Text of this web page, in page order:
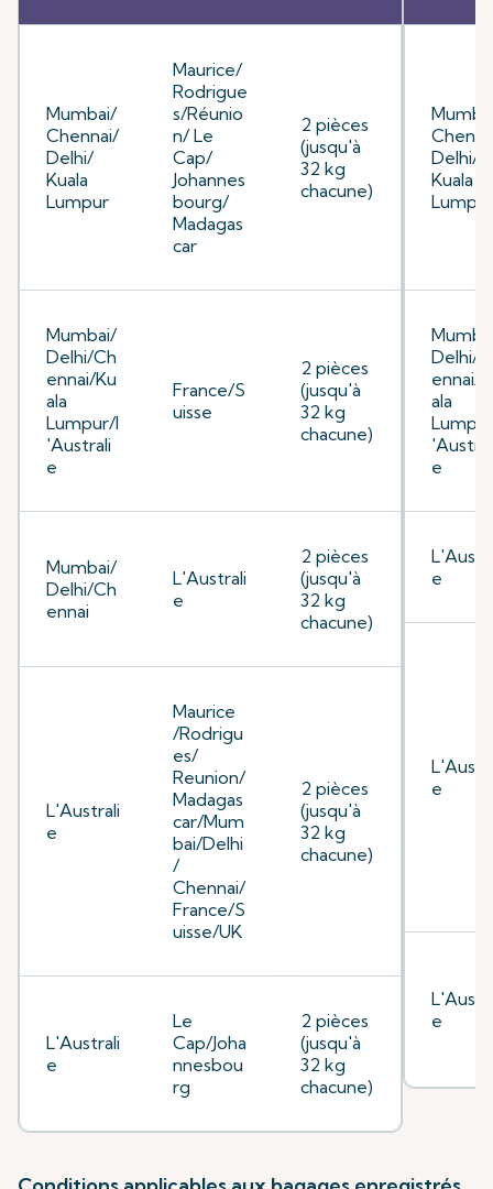
Mumbai/
Chennai/
Delhi/
Kuala
Lumpur
Maurice/
Rodrigue
s/Réunio
n/ Le
Cap/
Johannes
bourg/
Madagas
car
2 pièces
(jusqu'à
32 kg
chacune)
Mumbai/
Delhi/Ch
ennai/Ku
ala
Lumpur/l
'Australi
e
France/S
uisse
2 pièces
(jusqu'à
32 kg
chacune)
Mumbai/
Delhi/Ch
ennai
L'Australi
e
2 pièces
(jusqu'à
32 kg
chacune)
L'Australi
e
Maurice
/Rodrigu
es/
Reunion/
Madagas
car/Mum
bai/Delhi
/
Chennai/
France/S
uisse/UK
2 pièces
(jusqu'à
32 kg
chacune)
L'Australi
e
Le
Cap/Joha
nnesbou
rg
2 pièces
(jusqu'à
32 kg
chacune)
Delhi/
Kuala
Lumpur
Delhi/
ennai/
ala
e
e
e
e